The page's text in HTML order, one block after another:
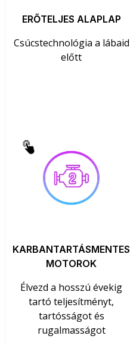
ERŐTELJES ALAPLAP
Csúcstechnológia a lábaid
előtt
KARBANTARTÁSMENTES
MOTOROK
Élvezd a hosszú évekig
tartó teljesítményt,
tartósságot és
rugalmasságot